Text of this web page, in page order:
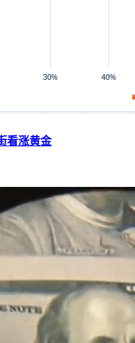
看涨黄金